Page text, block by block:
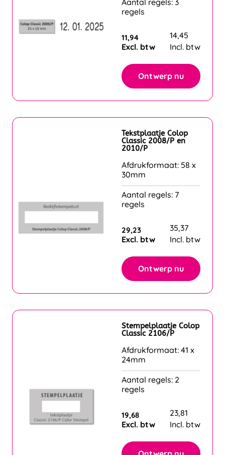
regels
11,94
Excl. btw
14,45
Incl. btw
Ontwerp nu
Tekstplaatje Colop
Classic 2008/P en
2010/P
Afdrukformaat: 58 x
30mm
Aantal regels: 7
regels
29,23
Excl. btw
35,37
Incl. btw
Ontwerp nu
Stempelplaatje Colop
Classic 2106/P
Afdrukformaat: 41 x
24mm
Aantal regels: 2
regels
19,68
Excl. btw
23,81
Incl. btw